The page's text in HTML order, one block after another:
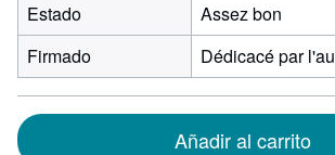
Estado
Assez bon
Firmado
Dédicacé par
Añadir al carrito